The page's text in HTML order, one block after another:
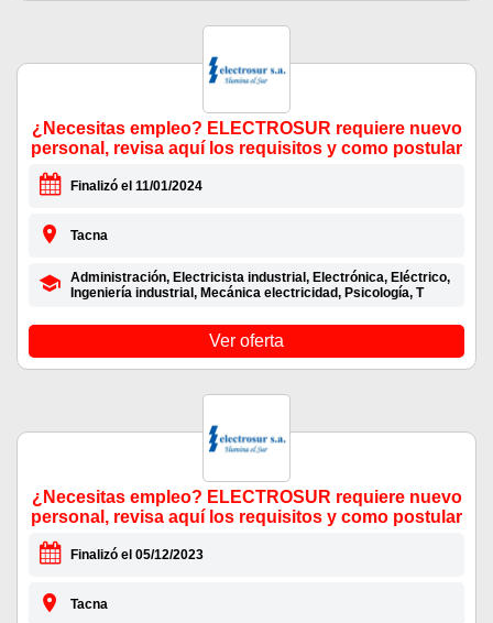
¿Necesitas empleo? ELECTROSUR requiere nuevo
personal, revisa aquí los requisitos y como postular
Finalizó el 11/01/2024
Tacna
Administración, Electricista industrial, Electrónica, Eléctrico,
Ingeniería industrial, Mecánica electricidad, Psicología, T
Ver oferta
¿Necesitas empleo? ELECTROSUR requiere nuevo
personal, revisa aquí los requisitos y como postular
Finalizó el 05/12/2023
Tacna